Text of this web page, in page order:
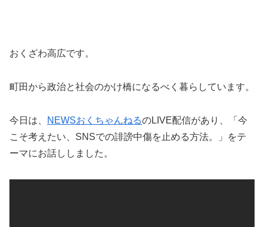
おくざわ高広です。
町田から政治と社会のかけ橋になるべく暮らしています。
今日は、 NEWSおくちゃんねるのLIVE配信があり、「今
こそ考えたい、SNSでの誹謗中傷を止める方法。」をテ
ーマにお話ししました。